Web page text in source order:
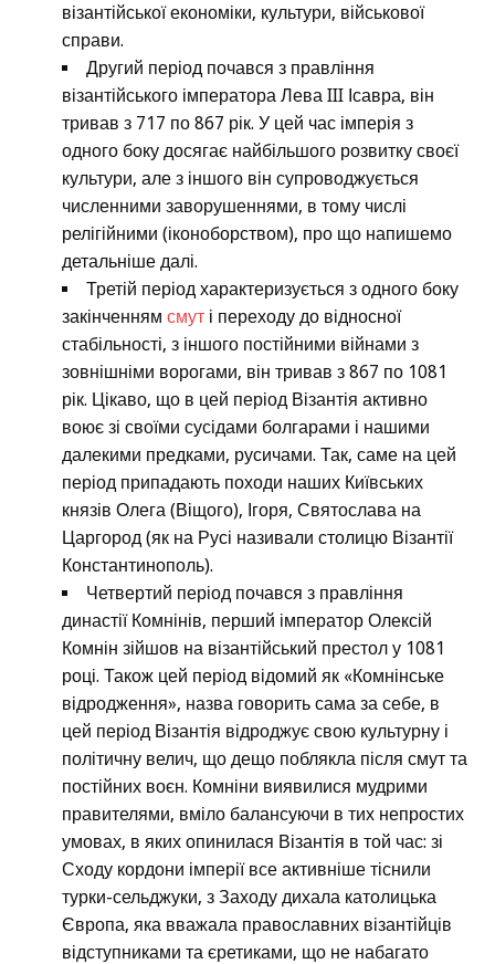
візантійської економіки, культури, військової
справи.
Другий період почався з правління
візантійського імператора Лева III Ісавра, він
тривав з 717 по 867 рік. У цей час імперія з
одного боку досягає найбільшого розвитку своєї
культури, але з іншого він супроводжується
численними заворушеннями, в тому числі
релігійними (іконоборством), про що напишемо
детальніше далі.
Третій період характеризується з одного боку
закінченням смут і переходу до відносної
стабільності, з іншого постійними війнами з
зовнішніми ворогами, він тривав з 867 по 1081
рік. Цікаво, що в цей період Візантія активно
воює зі своїми сусідами болгарами і нашими
далекими предками, русичами. Так, саме на цей
період припадають походи наших Київських
князів Олега (Віщого), Ігоря, Святослава на
Царгород (як на Русі називали столицю Візантії
Константинополь).
Четвертий період почався з правління
династії Комнінів, перший імператор Олексій
Комнін зійшов на візантійський престол у 1081
році. Також цей період відомий як «Комнінське
відродження», назва говорить сама за себе, в
цей період Візантія відроджує свою культурну і
політичну велич, що дещо поблякла після смут та
постійних воєн. Комніни виявилися мудрими
правителями, вміло балансуючи в тих непростих
умовах, в яких опинилася Візантія в той час: зі
Сходу кордони імперії все активніше тіснили
турки-сельджуки, з Заходу дихала католицька
Європа, яка вважала православних візантійців
відступниками та єретиками, що не набагато